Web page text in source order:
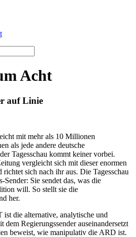
Acht
auf Linie
mit mehr als 10 Millionen
als jede andere deutsche
Tagesschau kommt keiner vorbei.
vergleicht sich mit dieser enormen
sich nach ihr aus. Die Tagesschau
Sender: Sie sendet das, was die
will. So stellt sie die
her.
die alternative, analytische und
dem Regierungssender auseinandersetzt
beweist, wie manipulativ die ARD ist.